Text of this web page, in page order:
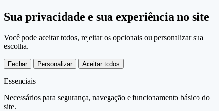
Sua privacidade e sua experiência no site
Você pode aceitar todos, rejeitar os opcionais ou personalizar sua
escolha.
Fechar Personalizar Aceitar todos
Essenciais
Necessários para segurança, navegação e funcionamento básico do
site.